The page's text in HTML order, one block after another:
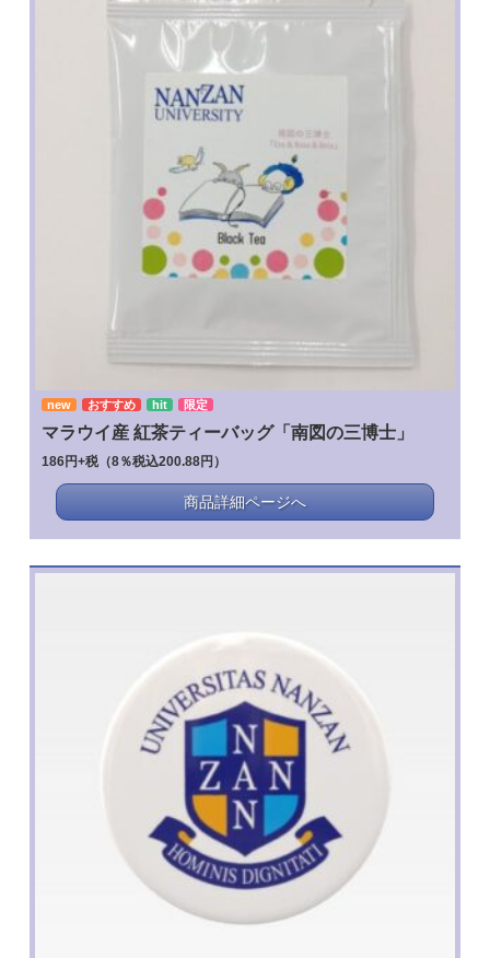
new おすすめ hit 限定
マラウイ産 紅茶ティーバッグ「南図の三博士」
186円+税（8％税込200.88円）
商品詳細ページへ